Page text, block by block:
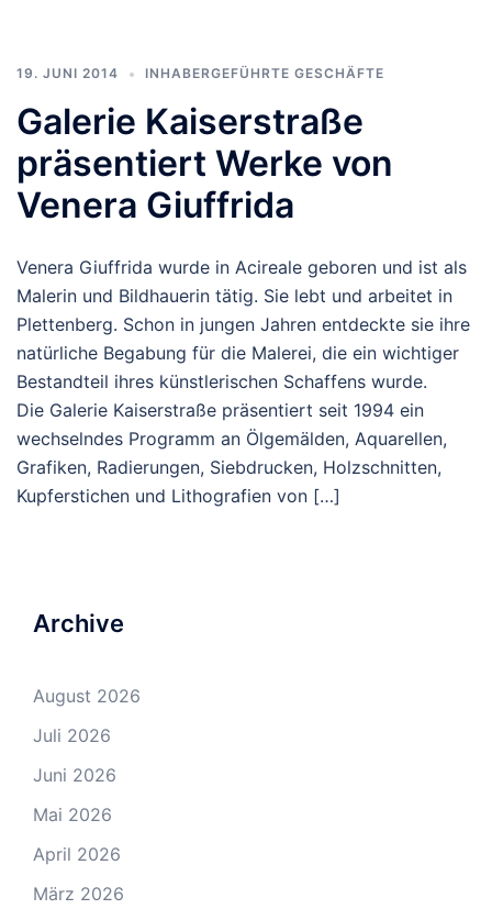
19. JUNI 2014 INHABERGEFÜHRTE GESCHÄFTE
Galerie Kaiserstraße
präsentiert Werke von
Venera Giuffrida
Venera Giuffrida wurde in Acireale geboren und ist als
Malerin und Bildhauerin tätig. Sie lebt und arbeitet in
Plettenberg. Schon in jungen Jahren entdeckte sie ihre
natürliche Begabung für die Malerei, die ein wichtiger
Bestandteil ihres künstlerischen Schaffens wurde.
Die Galerie Kaiserstraße präsentiert seit 1994 ein
wechselndes Programm an Ölgemälden, Aquarellen,
Grafiken, Radierungen, Siebdrucken, Holzschnitten,
Kupferstichen und Lithografien von […]
Archive
August 2026
Juli 2026
Juni 2026
Mai 2026
April 2026
März 2026